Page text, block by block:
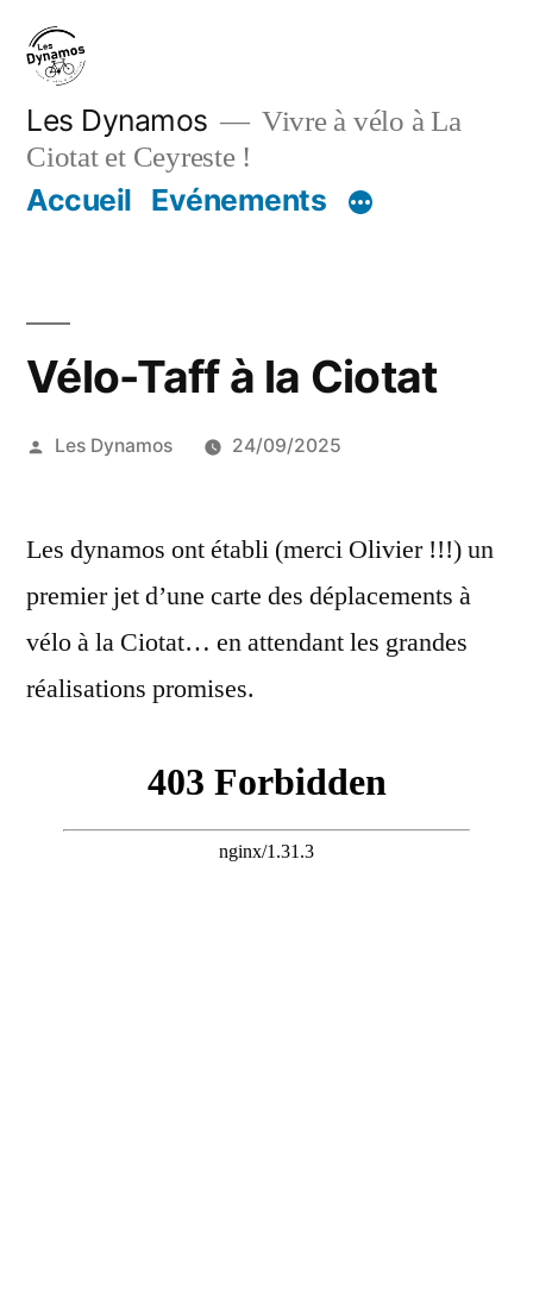
Aller
contenu
Les Dynamos
Vivre à vélo à La
Ciotat et Ceyreste !
Accueil Evénements
Vélo-Taff à la Ciotat
Publié
Les Dynamos 24/09/2025
Les dynamos ont établi (merci Olivier !!!) un
premier jet d’une carte des déplacements à
vélo à la Ciotat… en attendant les grandes
réalisations promises.